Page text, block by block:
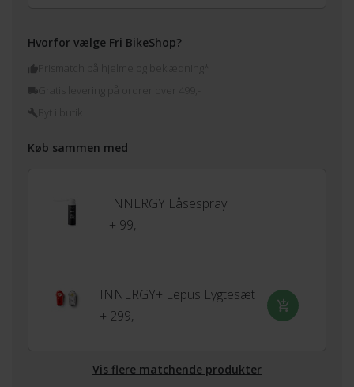
Hvorfor vælge Fri BikeShop?
Prismatch på hjelme og beklædning*
Køb sammen med
INNERGY Låsespray
+ 99,-
INNERGY+ Lepus Lygtesæt
+ 299,-
Vis flere matchende produkter